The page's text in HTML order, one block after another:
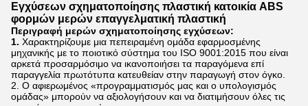
Εγχύσεων σχηματοποίησης πλαστική κατοικία ABS
φορμών μερών επαγγελματική πλαστική
Περιγραφή μερών σχηματοποίησης εγχύσεων:
1. Χαρακτηρίζουμε μια πεπειραμένη ομάδα εφαρμοσμένης
μηχανικής με το ποιοτικό σύστημα του ISO 9001:2015 που είναι
αρκετά προσαρμόσιμο να ικανοποιήσει τα παραγόμενα επί
παραγγελία πρωτότυπα κατευθείαν στην παραγωγή στον όγκο.
2. Ο αφιερωμένος «προγραμματισμός μας και ο υπολογισμός
ομάδας» μπορούν να αξιολογήσουν και να διατιμήσουν όλες τις